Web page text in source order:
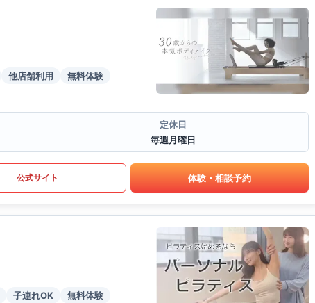
他店舗利用
無料体験
定休日
毎週月曜日
公式サイト 体験・相談予約
子連れOK 無料体験